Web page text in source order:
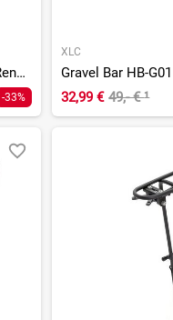
Raceby Road-Bar HB-R07 Aluminium Rennrad Lenker - 31,8mm
-33%
XLC
32,99 € 49,- €¹